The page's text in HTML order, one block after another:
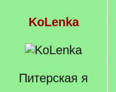
KoLenka
Питерская я